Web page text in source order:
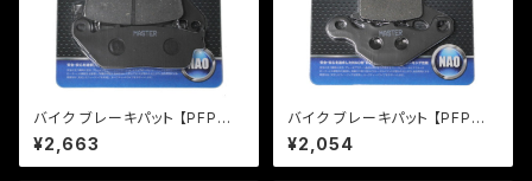
バイク ブレーキパット 【PFP製】
PF156/3 マスターパッド VTR
マグナ スティード 【クリックポス
ト発送可能】
¥2,663
バイク ブレーキパット 【PFP製】
PF351 マスターパッド アドレ
ス レッツ【クリックポスト発送
可能】
¥2,054